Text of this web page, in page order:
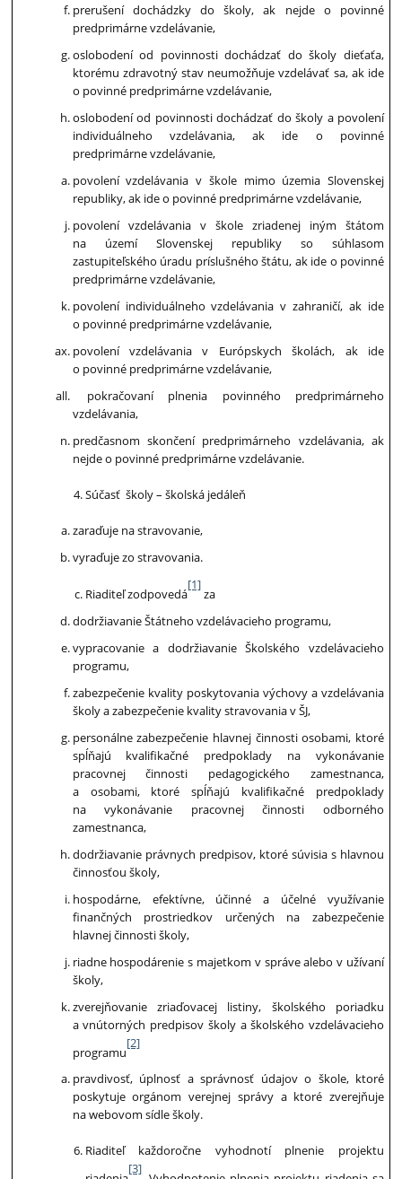
prerušení dochádzky do školy, ak nejde o povinné
predprimárne vzdelávanie,
oslobodení od povinnosti dochádzať do školy dieťaťa,
ktorému zdravotný stav neumožňuje vzdelávať sa, ak ide
o povinné predprimárne vzdelávanie,
oslobodení od povinnosti dochádzať do školy a povolení
individuálneho vzdelávania, ak ide o povinné
predprimárne vzdelávanie,
povolení vzdelávania v škole mimo územia Slovenskej
republiky, ak ide o povinné predprimárne vzdelávanie,
povolení vzdelávania v škole zriadenej iným štátom
na území Slovenskej republiky so súhlasom
zastupiteľského úradu príslušného štátu, ak ide o povinné
predprimárne vzdelávanie,
povolení individuálneho vzdelávania v zahraničí, ak ide
o povinné predprimárne vzdelávanie,
povolení vzdelávania v Európskych školách, ak ide
o povinné predprimárne vzdelávanie,
pokračovaní plnenia povinného predprimárneho
vzdelávania,
predčasnom skončení predprimárneho vzdelávania, ak
nejde o povinné predprimárne vzdelávanie.
Súčasť školy – školská jedáleň
zaraďuje na stravovanie,
vyraďuje zo stravovania.
Riaditeľ zodpovedá
[1]
za
dodržiavanie Štátneho vzdelávacieho programu,
vypracovanie a dodržiavanie Školského vzdelávacieho
programu,
zabezpečenie kvality poskytovania výchovy a vzdelávania
školy a zabezpečenie kvality stravovania v ŠJ,
personálne zabezpečenie hlavnej činnosti osobami, ktoré
spĺňajú kvalifikačné predpoklady na vykonávanie
pracovnej činnosti pedagogického zamestnanca,
a osobami, ktoré spĺňajú kvalifikačné predpoklady
na vykonávanie pracovnej činnosti odborného
zamestnanca,
dodržiavanie právnych predpisov, ktoré súvisia s hlavnou
činnosťou školy,
hospodárne, efektívne, účinné a účelné využívanie
finančných prostriedkov určených na zabezpečenie
hlavnej činnosti školy,
riadne hospodárenie s majetkom v správe alebo v užívaní
školy,
zverejňovanie zriaďovacej listiny, školského poriadku
a vnútorných predpisov školy a školského vzdelávacieho
programu
[2]
pravdivosť, úplnosť a správnosť údajov o škole, ktoré
poskytuje orgánom verejnej správy a ktoré zverejňuje
na webovom sídle školy.
Riaditeľ každoročne vyhodnotí plnenie projektu
[3]